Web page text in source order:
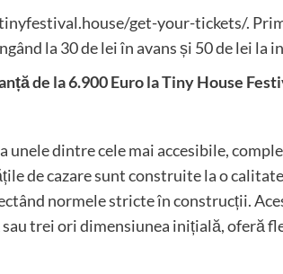
get-your-tickets/.
la 30 de lei în avans și 50 de lei la
de la 6.900 Euro la Tiny House
unele dintre cele mai accesibile,
de cazare sunt construite la o
normele stricte în construcții.
sau trei ori dimensiunea inițială, oferă